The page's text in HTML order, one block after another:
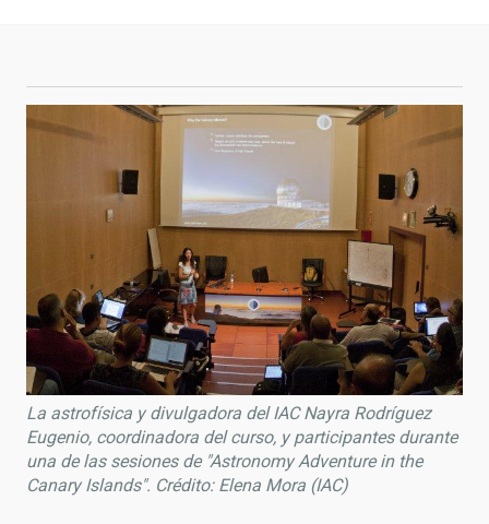
La astrofísica y divulgadora del IAC Nayra Rodríguez
Eugenio, coordinadora del curso, y participantes durante
una de las sesiones de "Astronomy Adventure in the
Canary Islands". Crédito: Elena Mora (IAC)